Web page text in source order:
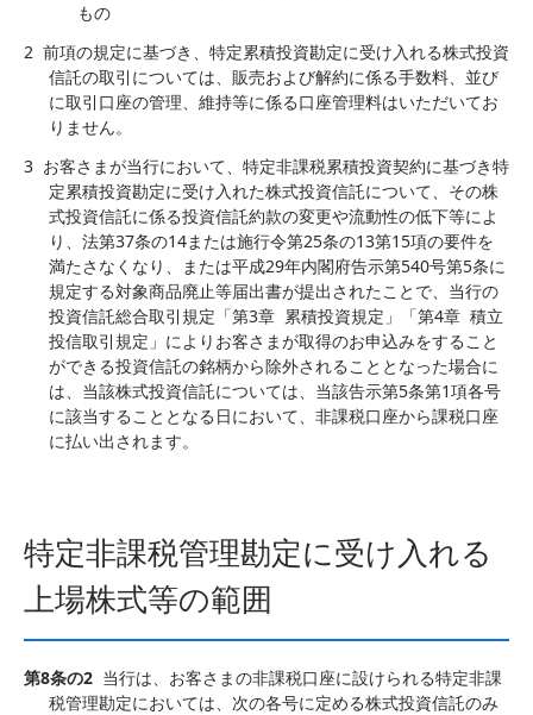
もの
2 前項の規定に基づき、特定累積投資勘定に受け入れる株式投資
信託の取引については、販売および解約に係る手数料、並び
に取引口座の管理、維持等に係る口座管理料はいただいてお
りません。
3 お客さまが当行において、特定非課税累積投資契約に基づき特
定累積投資勘定に受け入れた株式投資信託について、その株
式投資信託に係る投資信託約款の変更や流動性の低下等によ
り、法第37条の14または施行令第25条の13第15項の要件を
満たさなくなり、または平成29年内閣府告示第540号第5条に
規定する対象商品廃止等届出書が提出されたことで、当行の
投資信託総合取引規定「第3章 累積投資規定」「第4章 積立
投信取引規定」によりお客さまが取得のお申込みをすること
ができる投資信託の銘柄から除外されることとなった場合に
は、当該株式投資信託については、当該告示第5条第1項各号
に該当することとなる日において、非課税口座から課税口座
に払い出されます。
特定非課税管理勘定に受け入れる
上場株式等の範囲
第8条の2 当行は、お客さまの非課税口座に設けられる特定非課
税管理勘定においては、次の各号に定める株式投資信託のみ